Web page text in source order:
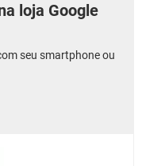
loja Google
seu smartphone ou